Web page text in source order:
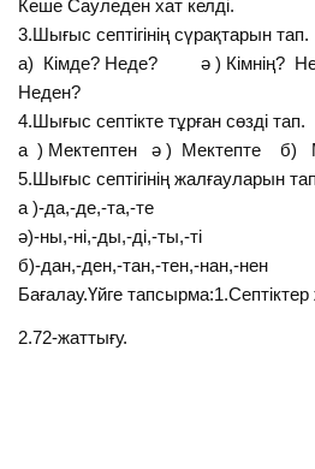
Кеше Сауледен хат келді.
3.Шығыс септігінің сүрақтарын тап.
а) Кімде? Неде? ә ) Кімнің?
Неден?
4.Шығыс септікте тұрған сөзді тап.
а ) Мектептен ә ) Мектепте б)
5.Шығыс септігінің жалғауларын
а )-да,-де,-та,-те
ә)-ны,-ні,-ды,-ді,-ты,-ті
б)-дан,-ден,-тан,-тен,-нан,-нен
Бағалау.Үйге тапсырма:1.Септіктер
2.72-жаттығу.